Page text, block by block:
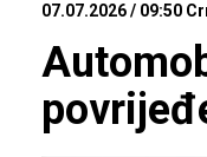
07.07.2026 / 09:50